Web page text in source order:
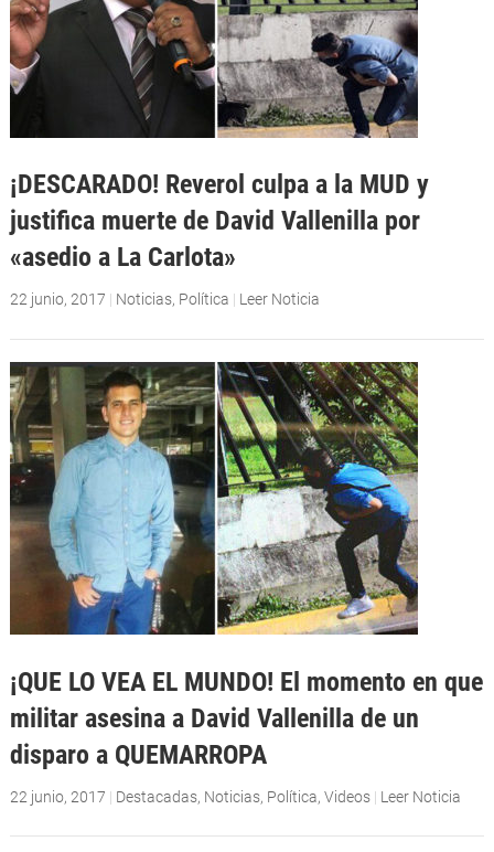
¡DESCARADO! Reverol culpa a la MUD y
justifica muerte de David Vallenilla por
«asedio a La Carlota»
22 junio, 2017 | Noticias, Política | Leer Noticia
¡QUE LO VEA EL MUNDO! El momento en que
militar asesina a David Vallenilla de un
disparo a QUEMARROPA
22 junio, 2017 | Destacadas, Noticias, Política, Videos | Leer Noticia